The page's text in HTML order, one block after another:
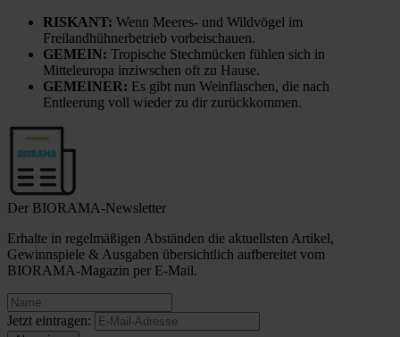
RISKANT: Wenn Meeres- und Wildvögel im
Freilandhühnerbetrieb vorbeischauen.
GEMEIN: Tropische Stechmücken fühlen sich in
Mitteleuropa inziwschen oft zu Hause.
GEMEINER: Es gibt nun Weinflaschen, die nach
Entleerung voll wieder zu dir zurückkommen.
Der BIORAMA-Newsletter
Erhalte in regelmäßigen Abständen die aktuellsten Artikel,
Gewinnspiele & Ausgaben übersichtlich aufbereitet vom
BIORAMA-Magazin per E-Mail.
Jetzt eintragen: